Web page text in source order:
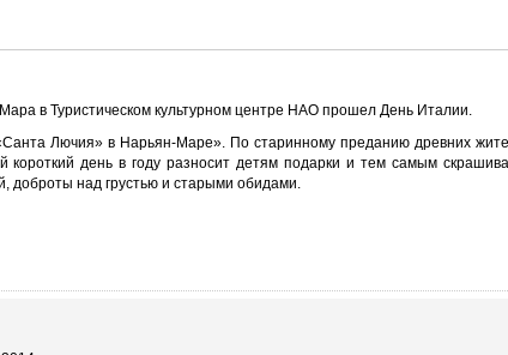
в Туристическом культурном центре НАО прошел День Италии.
Лючия» в Нарьян-Маре». По старинному преданию древних
день в году разносит детям подарки и тем самым
доброты над грустью и старыми обидами.